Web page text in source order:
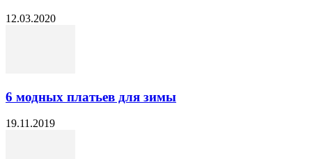
12.03.2020
6 модных платьев для зимы
19.11.2019